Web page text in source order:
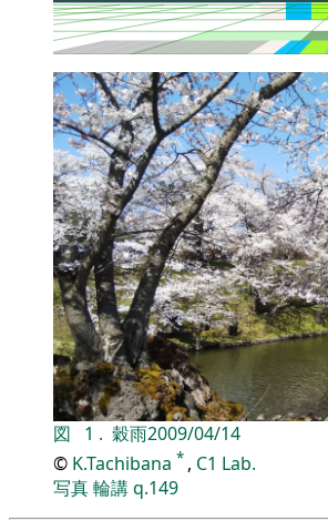
図 1 . 穀雨2009/04/14
© K.Tachibana * , C1 Lab.
写真輪講q.149